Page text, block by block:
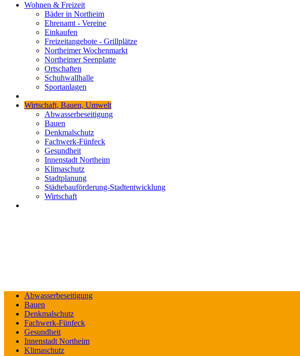
Wohnen & Freizeit
Bäder in Northeim
Ehrenamt - Vereine
Einkaufen
Freizeitangebote - Grillplätze
Northeimer Wochenmarkt
Northeimer Seenplatte
Ortschaften
Schuhwallhalle
Sportanlagen
Wirtschaft, Bauen, Umwelt
Abwasserbeseitigung
Bauen
Denkmalschutz
Fachwerk-Fünfeck
Gesundheit
Innenstadt Northeim
Klimaschutz
Stadtplanung
Städtebauförderung-Stadtentwicklung
Wirtschaft
Abwasserbeseitigung
Bauen
Denkmalschutz
Fachwerk-Fünfeck
Gesundheit
Innenstadt Northeim
Klimaschutz